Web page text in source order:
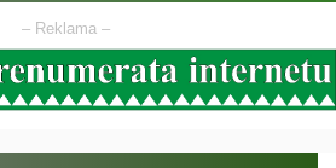
– Reklama –